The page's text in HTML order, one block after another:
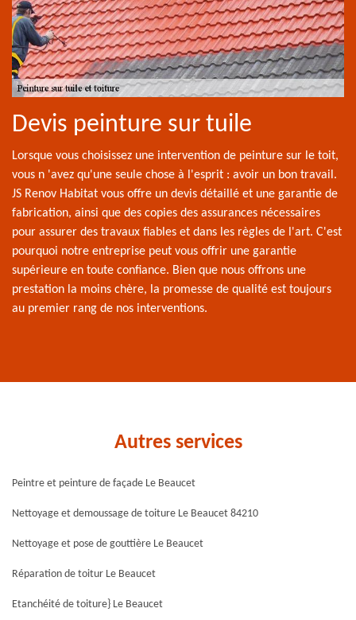
Devis peinture sur tuile
Lorsque vous choisissez une intervention de peinture sur le toit,
vous n 'avez qu'une seule chose à l'esprit : avoir un bon travail.
JS Renov Habitat vous offre un devis détaillé et une garantie de
fabrication, ainsi que des copies des assurances nécessaires
pour assurer des travaux fiables et dans les règles de l'art. C'est
pourquoi notre entreprise peut vous offrir une garantie
supérieure en toute confiance. Bien que nous offrons une
prestation la moins chère, la promesse de qualité est toujours
au premier rang de nos interventions.
Autres services
Peintre et peinture de façade Le Beaucet
Nettoyage et demoussage de toiture Le Beaucet 84210
Nettoyage et pose de gouttière Le Beaucet
Réparation de toitur Le Beaucet
Etanchéité de toiture} Le Beaucet